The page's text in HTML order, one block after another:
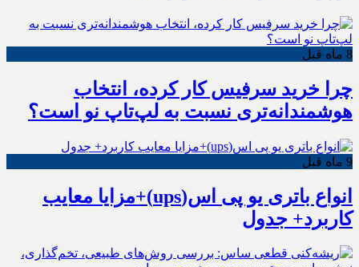
8 ماه قبل
چرا خرید سرفیس کار کرده، انتخاب
هوشمندانه‌تری نسبت به لپ‌تاپ نو است؟
9 ماه قبل
انواع باتری یو پی اس(ups)+مزایا معایب
کاربرد+ جدول